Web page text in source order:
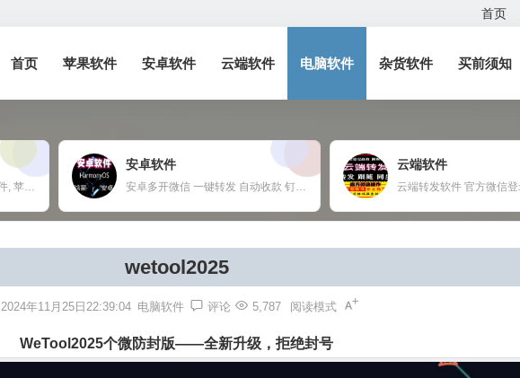
首页
首页 苹果软件 安卓软件 云端软件 电脑软件 杂货软件 买前须知
微信多开, 苹果分身, ios多开软件, 苹果一键转发,
安卓软件
安卓多开微信 一键转发 自动收款 钉钉定位打卡 任何APP多开定制
云端软件
wetool2025
2024年11月25日22:39:04 电脑软件 评论 5,787 阅读模式
WeTool2025个微防封版——全新升级，拒绝封号